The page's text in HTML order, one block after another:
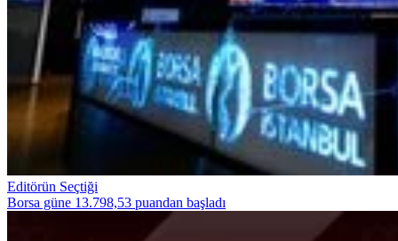
Editörün Seçtiği
Borsa güne 13.798,53 puandan başladı